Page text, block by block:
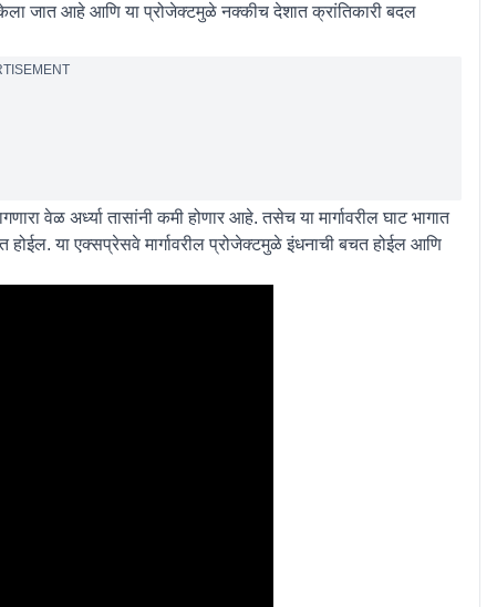
केला जात आहे आणि या प्रोजेक्टमुळे नक्कीच देशात क्रांतिकारी बदल
वेळ अर्ध्या तासांनी कमी होणार आहे. तसेच या मार्गावरील घाट भागात
या एक्सप्रेसवे मार्गावरील प्रोजेक्टमुळे इंधनाची बचत होईल आणि